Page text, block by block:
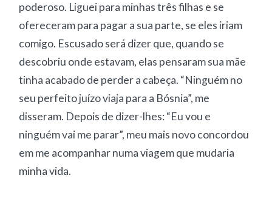
poderoso. Liguei para minhas três filhas e se
ofereceram para pagar a sua parte, se eles iriam
comigo. Escusado será dizer que, quando se
descobriu onde estavam, elas pensaram sua mãe
tinha acabado de perder a cabeça. “Ninguém no
seu perfeito juízo viaja para a Bósnia”, me
disseram. Depois de dizer-lhes: “Eu vou e
ninguém vai me parar”, meu mais novo concordou
em me acompanhar numa viagem que mudaria
minha vida.